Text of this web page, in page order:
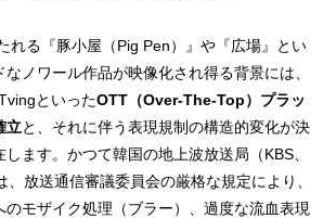
れる『豚小屋（Pig Pen）』や『広場』とい
ノワール作品が映像化され得る背景には、
といったOTT（Over-The-Top）プラッ
立と、それに伴う表現規制の構造的変化が決
ます。かつて韓国の地上波放送局（KBS、
、放送通信審議委員会の厳格な規定により、
のモザイク処理（ブラー）、過度な流血表現